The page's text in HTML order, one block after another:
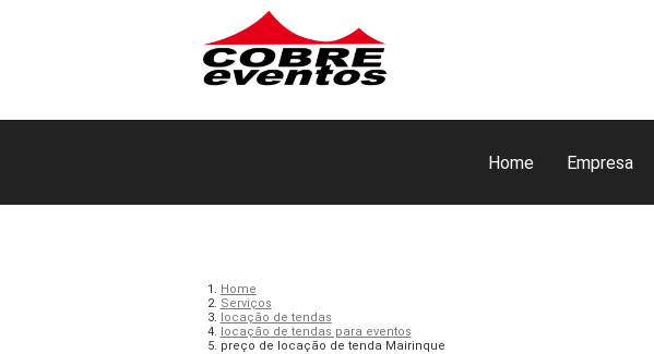
Home Empresa
Home
Serviços
locação de tendas
locação de tendas para eventos
preço de locação de tenda Mairinque